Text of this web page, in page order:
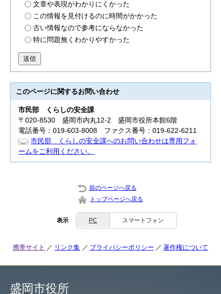
文章や表現がわかりにくかった
この情報を見付けるのに時間がかかった
古い情報なので参考にならなかった
特に問題無くわかりやすかった
送信
このページに関するお問い合わせ
市民部
くらしの安全課
〒020-8530 盛岡市内丸12-2 盛岡市役所本館6階
電話番号：019-603-8008 ファクス番号：019-622-6211
市民部 くらしの安全課へのお問い合わせは専用フォ
ームをご利用ください。
前のページへ戻る
トップページへ戻る
表示 PC スマートフォン
携帯サイト リンク集 プライバシーポリシー 著作権について
盛岡市役所